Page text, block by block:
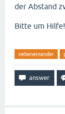
der Abstand
Bitte um Hilfe!
nebeneinander